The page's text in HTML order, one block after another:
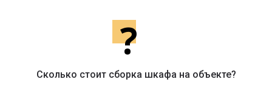
?
Сколько стоит сборка шкафа на объекте?